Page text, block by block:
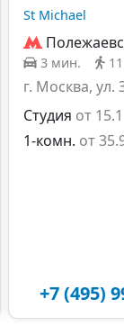
St Michael
3 мин.
г. Москва, ул.
Студия от
1-комн. от
+7 (495)